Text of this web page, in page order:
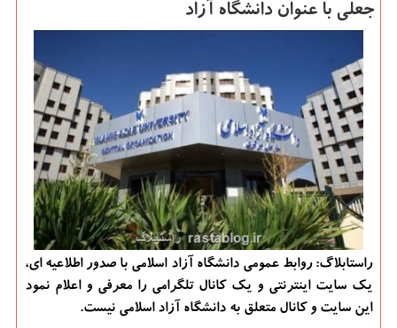
جعلی با عنوان دانشگاه آزاد
راستابلاگ: روابط عمومی دانشگاه آزاد اسلامی با صدور اطلاعیه ای،
یك سایت اینترنتی و یك كانال تلگرامی را معرفی و اعلام نمود
این سایت و كانال متعلق به دانشگاه آزاد اسلامی نیست.